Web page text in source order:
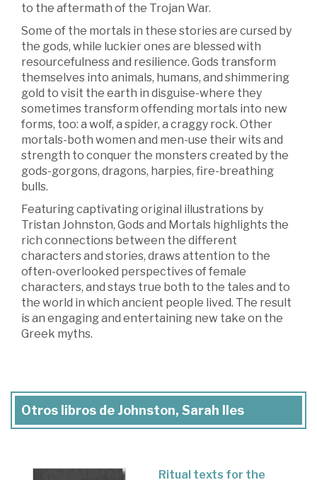
to the aftermath of the Trojan War.
Some of the mortals in these stories are cursed by
the gods, while luckier ones are blessed with
resourcefulness and resilience. Gods transform
themselves into animals, humans, and shimmering
gold to visit the earth in disguise-where they
sometimes transform offending mortals into new
forms, too: a wolf, a spider, a craggy rock. Other
mortals-both women and men-use their wits and
strength to conquer the monsters created by the
gods-gorgons, dragons, harpies, fire-breathing
bulls.
Featuring captivating original illustrations by
Tristan Johnston, Gods and Mortals highlights the
rich connections between the different
characters and stories, draws attention to the
often-overlooked perspectives of female
characters, and stays true both to the tales and to
the world in which ancient people lived. The result
is an engaging and entertaining new take on the
Greek myths.
Otros libros de Johnston, Sarah Iles
Ritual texts for the